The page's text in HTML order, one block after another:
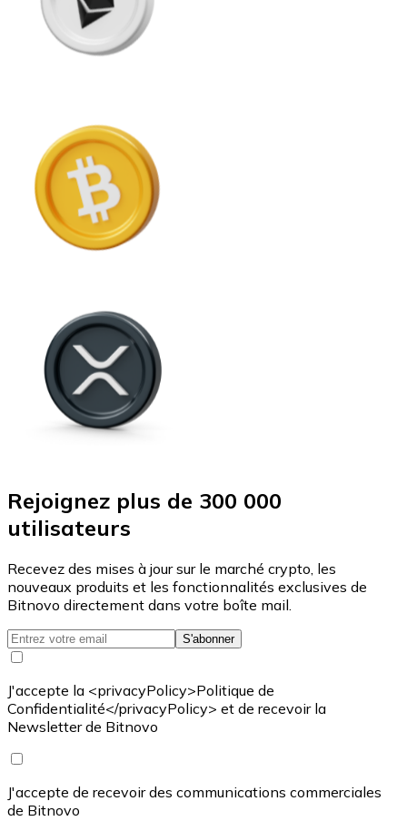
Rejoignez plus de 300 000
utilisateurs
Recevez des mises à jour sur le marché crypto, les
nouveaux produits et les fonctionnalités exclusives de
Bitnovo directement dans votre boîte mail.
S'abonner
J'accepte la <privacyPolicy>Politique de
Confidentialité</privacyPolicy> et de recevoir la
Newsletter de Bitnovo
J'accepte de recevoir des communications commerciales
de Bitnovo